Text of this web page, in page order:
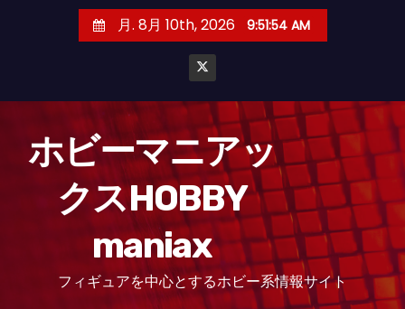
月. 8月 10th, 2026 9:51:55 AM
ホビーマニアッ
クスHOBBY
maniax
フィギュアを中心とするホビー系情報サイト